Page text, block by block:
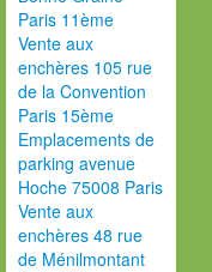
Paris 11ème
Vente aux
enchères 105 rue
de la Convention
Paris 15ème
Emplacements de
parking avenue
Hoche 75008 Paris
Vente aux
enchères 48 rue
de Ménilmontant